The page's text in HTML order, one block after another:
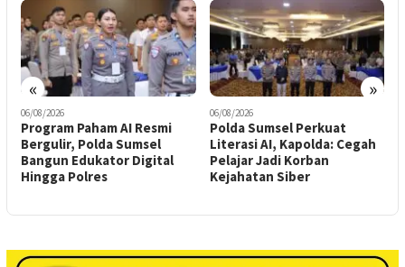
« »
06/08/2026
Polda Sumsel Perkuat
Literasi AI, Kapolda: Cegah
Pelajar Jadi Korban
Kejahatan Siber
06/08/2026
Buka ToT “Paham AI”,
Kapolda Sumsel Tekankan
Sinergi Cegah Hoaks dan
Kejahatan Digital